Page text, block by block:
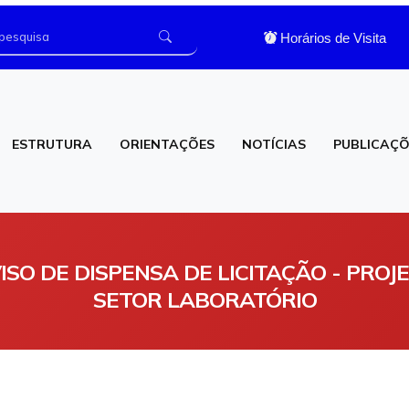
Horários de Visita
ESTRUTURA ORIENTAÇÕES NOTÍCIAS
DE DISPENSA DE LICITAÇÃO -
SETOR LABORATÓRIO